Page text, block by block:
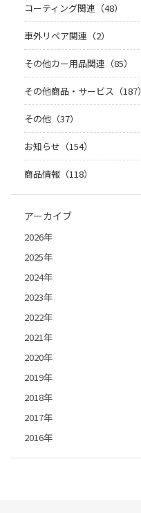
コーティング関連（48）
車外リペア関連（2）
その他カー用品関連（85）
その他商品・サービス（187）
その他（37）
お知らせ（154）
商品情報（118）
アーカイブ
2026年
2025年
2024年
2023年
2022年
2021年
2020年
2019年
2018年
2017年
2016年